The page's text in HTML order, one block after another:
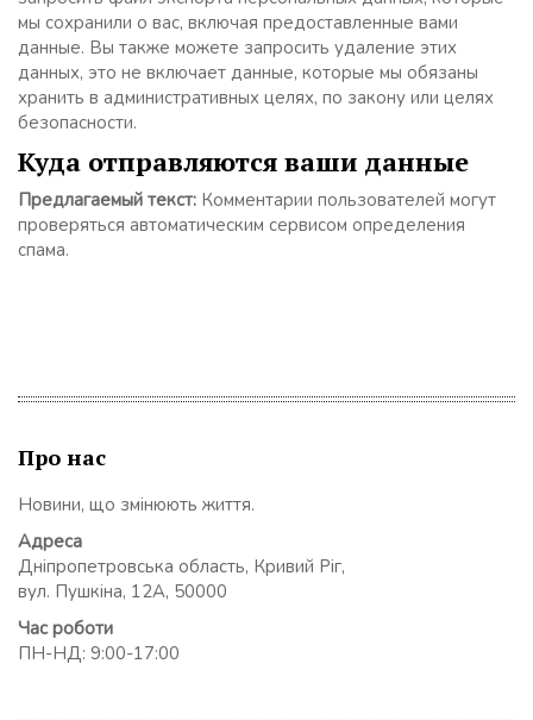
мы сохранили о вас, включая предоставленные вами
данные. Вы также можете запросить удаление этих
данных, это не включает данные, которые мы обязаны
хранить в административных целях, по закону или целях
безопасности.
Куда отправляются ваши данные
Предлагаемый текст: Комментарии пользователей могут
проверяться автоматическим сервисом определения
спама.
Про нас
Новини, що змінюють життя.
Адреса
Дніпропетровська область, Кривий Ріг,
вул. Пушкіна, 12А, 50000
Час роботи
ПН-НД: 9:00-17:00